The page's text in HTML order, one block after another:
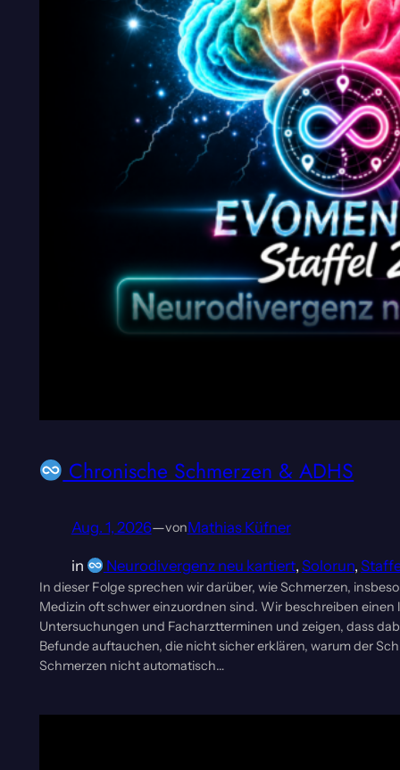
Chronische Schmerzen & ADHS
Aug. 1, 2026—vonMathias Küfner
in Neurodivergenz neu kartiert, Solorun,
In dieser Folge sprechen wir darüber, wie Schmerzen,
Medizin oft schwer einzuordnen sind. Wir beschreiben
Untersuchungen und Facharztterminen und zeigen, dass
Befunde auftauchen, die nicht sicher erklären, warum der
Schmerzen nicht automatisch…